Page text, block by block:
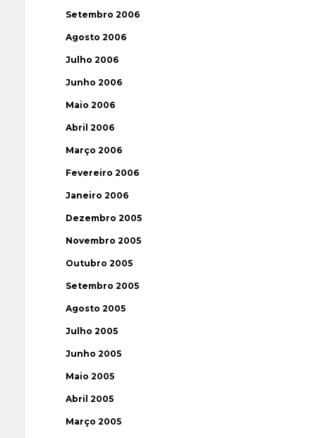
Setembro 2006
Agosto 2006
Julho 2006
Junho 2006
Maio 2006
Abril 2006
Março 2006
Fevereiro 2006
Janeiro 2006
Dezembro 2005
Novembro 2005
Outubro 2005
Setembro 2005
Agosto 2005
Julho 2005
Junho 2005
Maio 2005
Abril 2005
Março 2005